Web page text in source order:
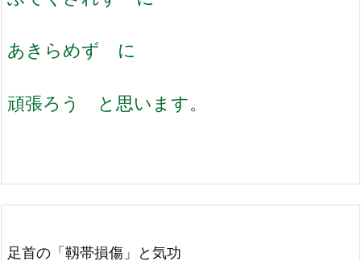
あきらめず に
頑張ろう と思います。
足首の「靱帯損傷」と気功